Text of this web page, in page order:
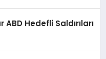
Hedefli Saldırıları